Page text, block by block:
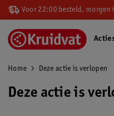
Voor 22:00 besteld, morgen
Home Deze actie is verlopen
Deze actie is